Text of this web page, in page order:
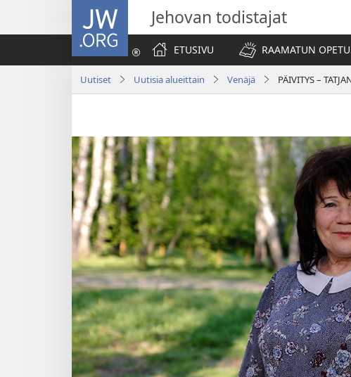
JW.ORG Jehovan todistajat
ETUSIVU
RAAMATUN
Uutiset Uutisia alueittain Venäjä PÄIVITYS –